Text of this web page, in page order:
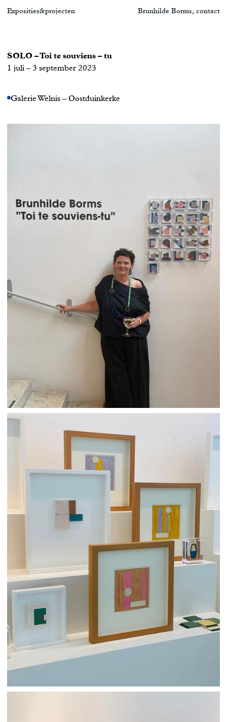
Exposities&projecten Brunhilde Borms, contact
SOLO – Toi te souviens – tu
1 juli – 3 september 2023
Galerie Welnis – Oostduinkerke